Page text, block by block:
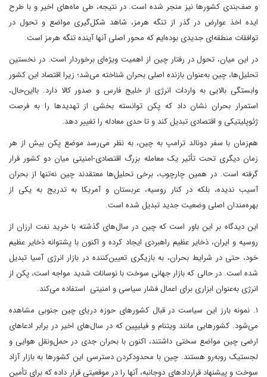
و صف‌بندی کشورها نیز منجر شده است. در نتیجه، طی ماه‌های اخیر و با طرح
ایده اخذ عوارض در گذر از تنگه هرمز، شاهد شکل‌گیری مواضع و تحول در
توافقات منطقه‌ای جدیدی بوده‌ایم که محور اصلی آنها آینده تنگه هرمز است.
در این میان، تحول در رفتار چین از اهمیت ویژه‌ای برخوردار است. در نخستین
تحلیل‌ها، چین به‌عنوان بازنده اصلی بحران شناخته می‌شد؛ زیرا اقتصاد این کشور
وابستگی بالایی به واردات انرژی از خلیج فارس و صدور کالا دارد. بااین‌حال،
استمرار بحران نشان داد که پکن توانسته بخشی از تهدیدها را به فرصت
ژئوپلیتیکی و اقتصادی تبدیل کند و تا حدی معادله را تغییر دهد.
هم‌زمان با سفر دونالد ترامپ به چین، به‌ نظر می‌رسد موضع پکن بیش از هر
زمان دیگری تحت تأثیر یک معامله بزرگ اقتصادی-‌امنیتی میان دو کشور قرار
گرفته است. در همین چارچوب، برخی تحلیل‌ها معتقدند ‌چین نه‌تنها از بحران
آسیب ندیده، بلکه در کنار روسیه، عربستان و آمریکا به تدریج به یکی از
بهره‌مندان اصلی وضعیت جدید تبدیل شده است.
این دیدگاه بر این باور است که چین در سال‌های گذشته با خرید نفت ارزان از
روسیه و ایران، ذخایر عظیم راهبردی ایجاد کرده و اکنون با پشتوانه ذخایر عظیم
خود، حتی در شرایط بحران، به بازیگری تعیین‌کننده در بازار انرژی آسیا تبدیل
شده است. در حالی که بازار جهانی سوخت با نوسانات شدید مواجه است، پکن از
انرژی به‌عنوان ابزاری برای اعمال فشار سیاسی و امنیتی استفاده می‌کند.
۱. نمونه بارز این سیاست در قبال کشورهای حوزه دریای چین جنوبی مشاهده
می‌شود. کشورهایی مانند ویتنام و فیلیپین که در سال‌های اخیر در برابر ادعاهای
ارضی چین مواضع سختی داشتند، اکنون با بحران جدی در حمل‌ونقل هوایی و
لجستیک روبه‌رو هستند. چین با محدود‌کردن دسترسی این کشورها به بازار آزاد
سوخت و پیشنهاد قراردادهای دوجانبه، آنها را در موقعیتی قرار داده که برای تأمین